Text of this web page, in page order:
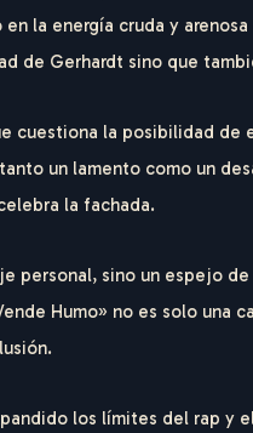
ERI
la energía cruda y
de Gerhardt sino que
la posibilidad de
un lamento como un
la fachada.
personal, sino un espejo
Humo» no es solo una
los límites del rap